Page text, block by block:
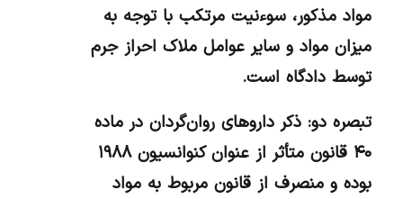
مواد مذکور، سوءنیت مرتکب با توجه به
میزان مواد و سایر عوامل ملاک احراز جرم
توسط دادگاه است.
تبصره دو: ذکر داروهای روان‌گردان در ماده
۴۰ قانون متأثر از عنوان کنوانسیون ۱۹۸۸
بوده و منصرف از قانون مربوط به مواد